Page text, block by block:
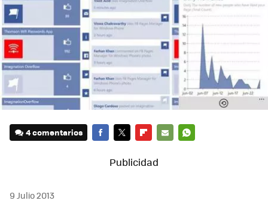
4 comentarios
MAIL
9 Julio 2013